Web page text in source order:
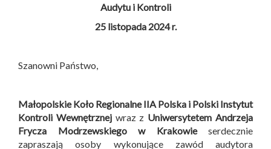
Audytu i Kontroli
25 listopada 2024 r.
Szanowni Państwo,
Małopolskie Koło Regionalne IIA Polska i Polski Instytut
Kontroli Wewnętrznejwraz z Uniwersytetem Andrzeja
Frycza Modrzewskiego w Krakowieserdecznie
zapraszają osoby wykonujące zawód audytora